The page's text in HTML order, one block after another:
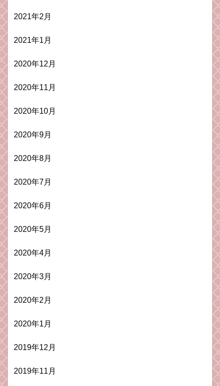
2021年2月
2021年1月
2020年12月
2020年11月
2020年10月
2020年9月
2020年8月
2020年7月
2020年6月
2020年5月
2020年4月
2020年3月
2020年2月
2020年1月
2019年12月
2019年11月